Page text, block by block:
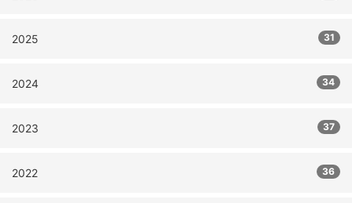
2025 31
2024 34
2023 37
2022 36